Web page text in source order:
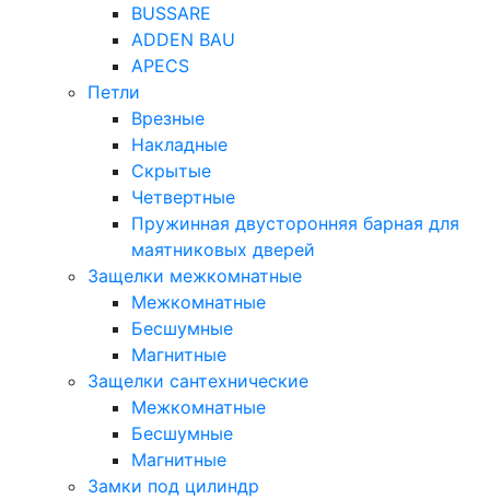
BUSSARE
ADDEN BAU
APECS
Петли
Врезные
Накладные
Скрытые
Четвертные
Пружинная двусторонняя барная для
маятниковых дверей
Защелки межкомнатные
Межкомнатные
Бесшумные
Магнитные
Защелки сантехнические
Межкомнатные
Бесшумные
Магнитные
Замки под цилиндр